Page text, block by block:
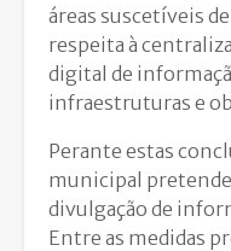
áreas suscetíveis
respeita à
digital de
infraestruturas e
Perante estas
municipal
divulgação de
Entre as medidas